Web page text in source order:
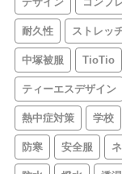
耐久性 ストレッ
中塚被服 TioTio
ティーエスデザイン
熱中症対策 学校
防寒 安全服